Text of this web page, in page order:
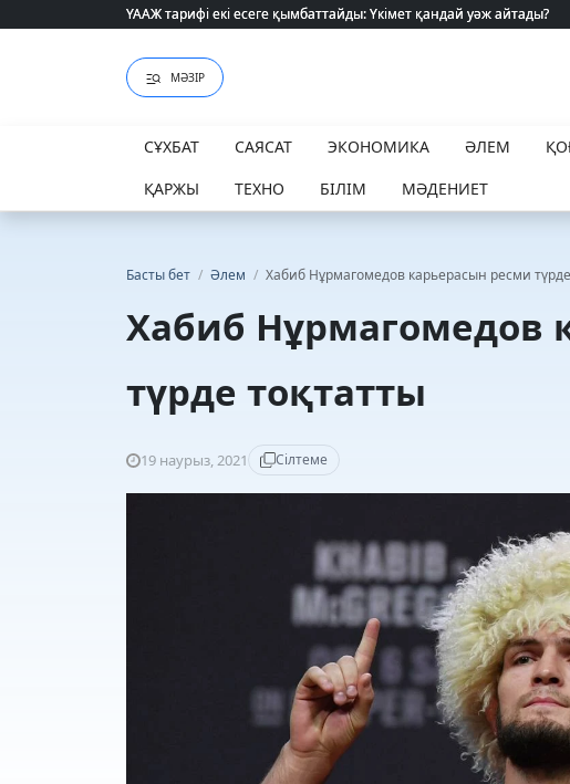
ҮААЖ тарифі екі есеге қымбаттайды: Үкімет қандай уәж айтады?
ҮААЖ тарифі екі есеге қымбаттайды: Үкімет қандай уәж айтады?
МӘЗІР
СҰХБАТ САЯСАТ ЭКОНОМИКА ӘЛЕМ
ҚАРЖЫ
ТЕХНО БІЛІМ МӘДЕНИЕТ
Басты бет / Әлем / Хабиб Нұрмагомедов карьерасын ресми
Хабиб Нұрмагомедов
түрде тоқтатты
19 наурыз, 2021 Сілтеме